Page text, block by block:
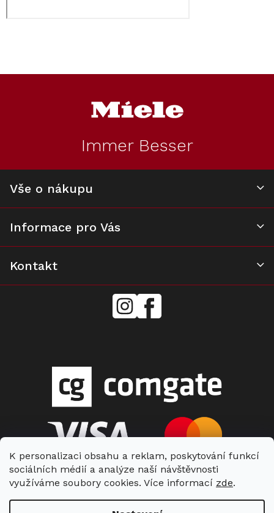
K personalizaci obsahu a reklam, poskytování funkcí
sociálních médií a analýze naší návštěvnosti
využíváme soubory cookies. Více informací zde.
Immer Besser
Vše o nákupu
Informace pro Vás
Kontakt
mielecentervlasek
Miele
Center